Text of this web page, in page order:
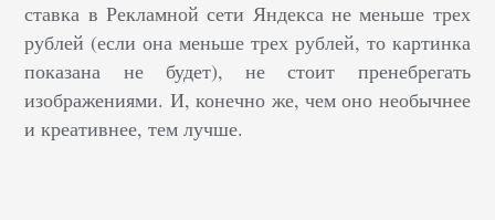
ставка в Рекламной сети Яндекса не меньше трех
рублей (если она меньше трех рублей, то картинка
показана не будет), не стоит пренебрегать
изображениями. И, конечно же, чем оно необычнее
и креативнее, тем лучше.